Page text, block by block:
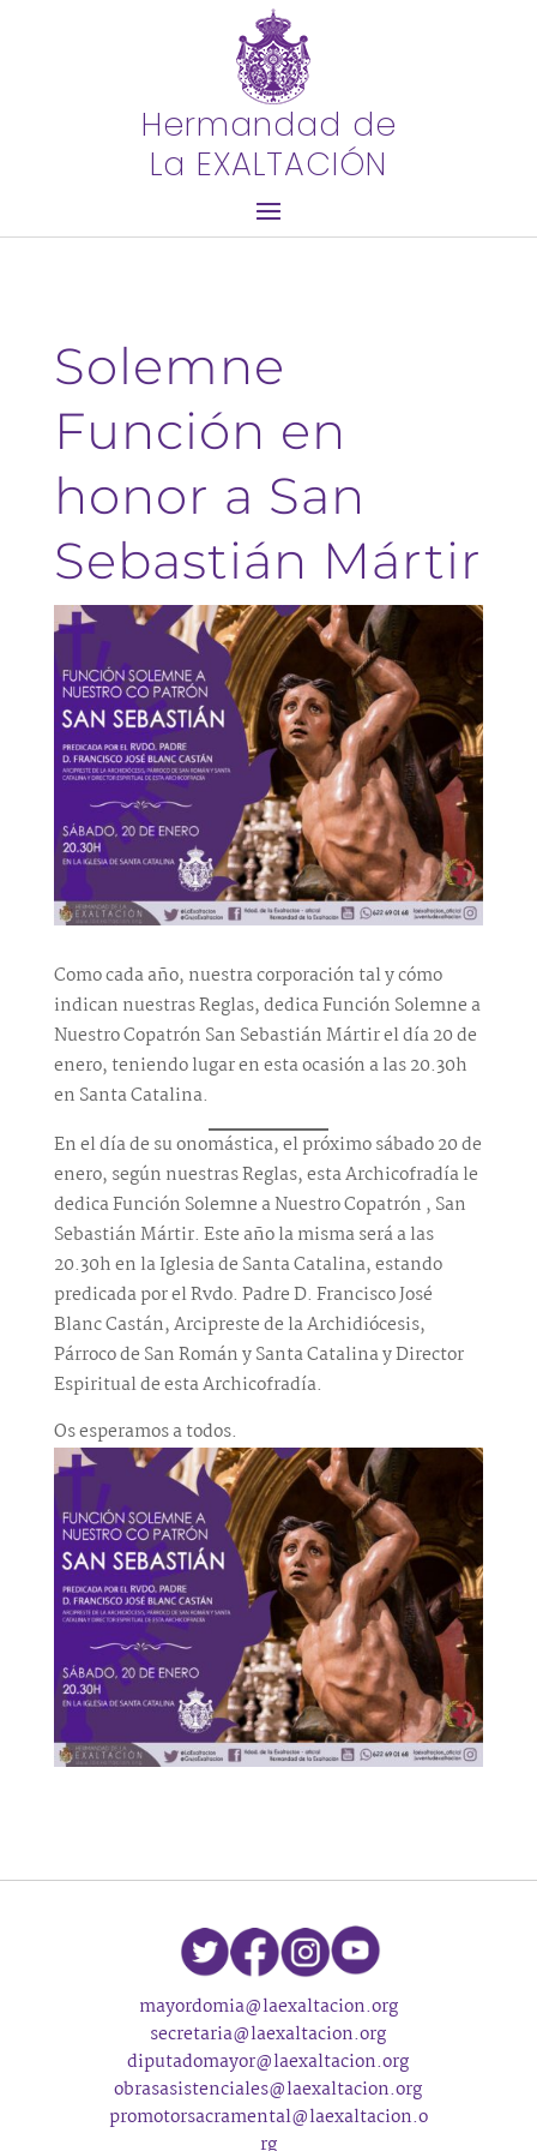
Hermandad de
La EXALTACIÓN
Solemne
Función en
honor a San
Sebastián Mártir
Como cada año, nuestra corporación tal y cómo
indican nuestras Reglas, dedica Función Solemne a
Nuestro Copatrón San Sebastián Mártir el día 20 de
enero, teniendo lugar en esta ocasión a las 20.30h
en Santa Catalina.
En el día de su onomástica, el próximo sábado 20 de
enero, según nuestras Reglas, esta Archicofradía le
dedica Función Solemne a Nuestro Copatrón , San
Sebastián Mártir. Este año la misma será a las
20.30h en la Iglesia de Santa Catalina, estando
predicada por el Rvdo. Padre D. Francisco José
Blanc Castán, Arcipreste de la Archidiócesis,
Párroco de San Román y Santa Catalina y Director
Espiritual de esta Archicofradía.
Os esperamos a todos.
mayordomia@laexaltacion.org
secretaria@laexaltacion.org
diputadomayor@laexaltacion.org
obrasasistenciales@laexaltacion.org
promotorsacramental@laexaltacion.o